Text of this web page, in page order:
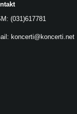
(031)617781
koncerti@koncerti.net